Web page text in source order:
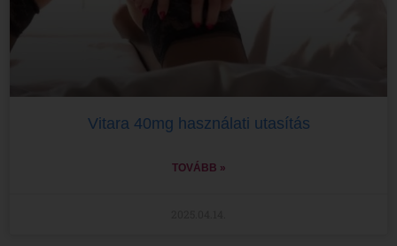
Vitara 40mg használati utasítás
TOVÁBB »